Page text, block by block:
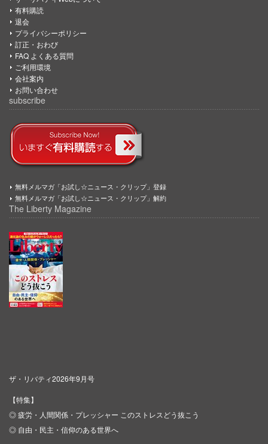
有料購読
退会
プライバシーポリシー
訂正・おわび
FAQ よくある質問
ご利用環境
会社案内
お問い合わせ
subscribe
無料メルマガ「お試し☆ニュース・クリップ」登録
無料メルマガ「お試し☆ニュース・クリップ」解約
The Liberty Magazine
ザ・リバティ2026年9月号
【特集】
◎ 疲労・人間関係・プレッシャー このストレスどう抜こう
◎ 自由・民主・信仰のある世界へ